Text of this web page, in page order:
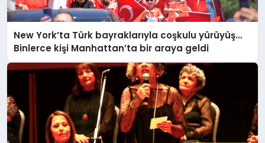
New York’ta Türk bayraklarıyla coşkulu yürüyüş…
Binlerce kişi Manhattan’ta bir araya geldi